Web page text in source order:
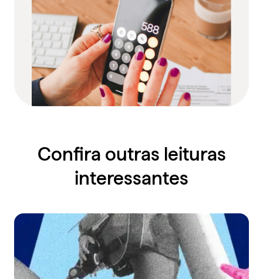
Confira outras leituras
interessantes